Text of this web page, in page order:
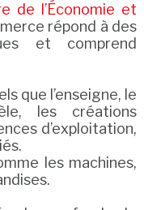
de l’Économie et
répond à des
et comprend
que l’enseigne, le
les créations
d’exploitation,
les machines,